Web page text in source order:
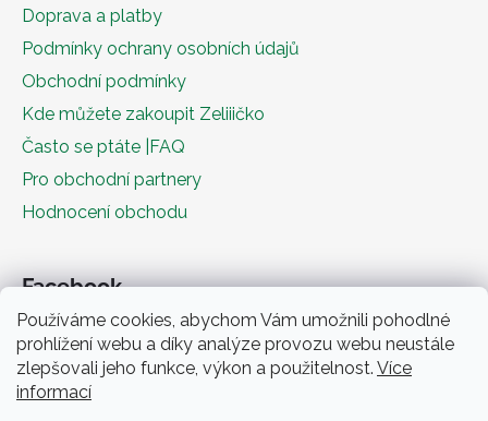
Používáme cookies, abychom Vám umožnili pohodlné
prohlížení webu a díky analýze provozu webu neustále
zlepšovali jeho funkce, výkon a použitelnost. Více
informací
Doprava a platby
Podmínky ochrany osobních údajů
Obchodní podmínky
Kde můžete zakoupit Zeliiičko
Často se ptáte |FAQ
Pro obchodní partnery
Hodnocení obchodu
Facebook